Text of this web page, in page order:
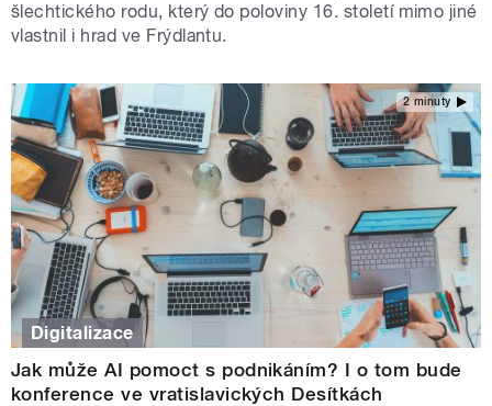
šlechtického rodu, který do poloviny 16. století mimo jiné
vlastnil i hrad ve Frýdlantu.
2 minuty
Digitalizace
Jak může AI pomoct s podnikáním? I o tom bude
konference ve vratislavických Desítkách